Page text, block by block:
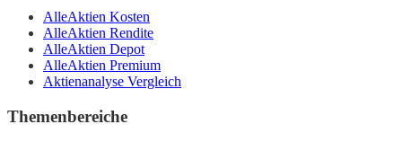
AlleAktien Kosten
AlleAktien Rendite
AlleAktien Depot
AlleAktien Premium
Aktienanalyse Vergleich
Themenbereiche